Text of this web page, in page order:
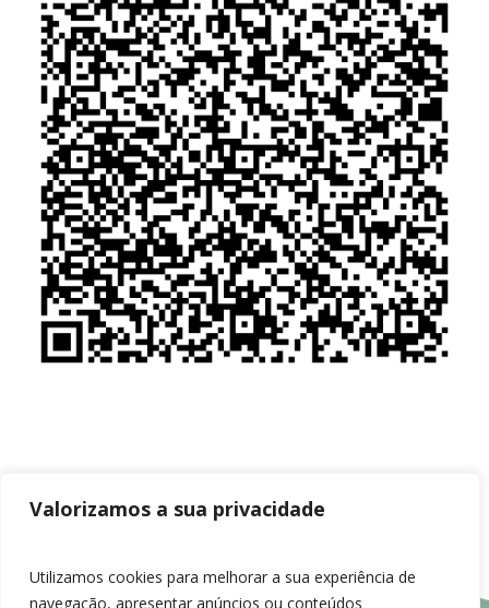
Valorizamos a sua privacidade
Utilizamos cookies para melhorar a sua experiência de
navegação, apresentar anúncios ou conteúdos